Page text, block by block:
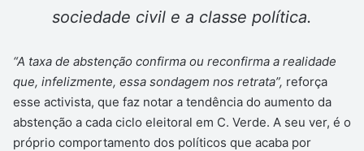
sociedade civil e a classe política.
“A taxa de abstenção confirma ou reconfirma a realidade
que, infelizmente, essa sondagem nos retrata”, reforça
esse activista, que faz notar a tendência do aumento da
abstenção a cada ciclo eleitoral em C. Verde. A seu ver, é o
próprio comportamento dos políticos que acaba por